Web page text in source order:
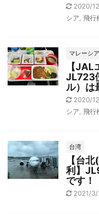
2020/
シア 飛行
マレーシア
【JAL
JL723
ル）は
2020/
シア 飛行
台湾
【台
利】
です！
2021/